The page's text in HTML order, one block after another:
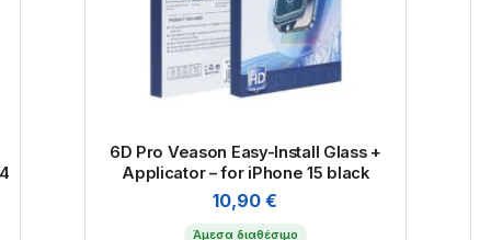
6D Pro Veason Easy-Install Glass +
Applicator – for iPhone 15 black
10,90€
Άμεσα διαθέσιμο